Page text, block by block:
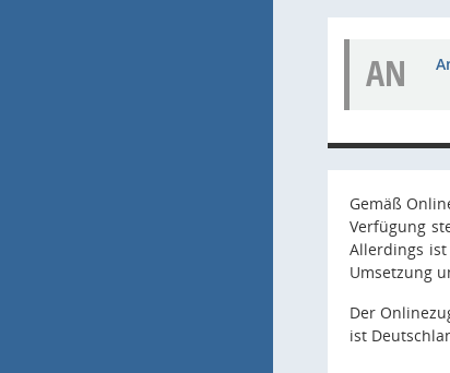
AN
Gemäß
Verfügung
Allerdings
Umsetzung
Der
ist